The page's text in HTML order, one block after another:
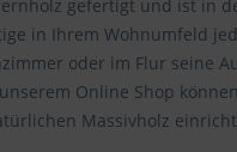
gefertigt und ist in
in Ihrem Wohnumfeld
oder im Flur seine
Online Shop
Massivholz